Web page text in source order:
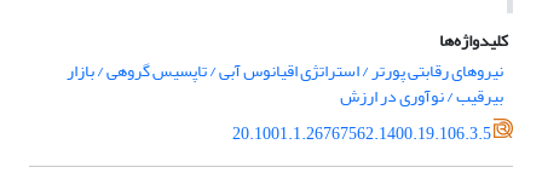
کلیدواژه‌ها
نیروهای رقابتی پورتر / استراتژی اقیانوس آبی / تاپسیس گروهی / بازار
بیرقیب / نوآوری در ارزش
20.1001.1.26767562.1400.19.106.3.5